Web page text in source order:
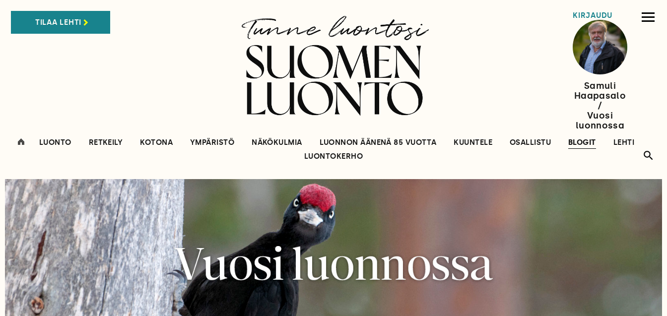
TILAA LEHTI
KIRJAUDU
LUONTO RETKEILY KOTONA YMPÄRISTÖ NÄKÖKULMIA LUONNON ÄÄNENÄ 85 VUOTTA KUUNTELE OSALLISTU BLOGIT
LEHTI
LUONTOKERHO
Samuli
Haapasalo
/
Vuosi
luonnossa